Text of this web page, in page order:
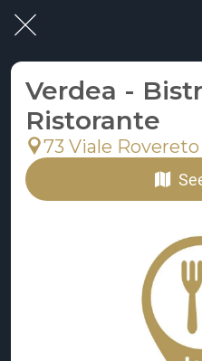
Verdea -
Ristorante
73 Viale